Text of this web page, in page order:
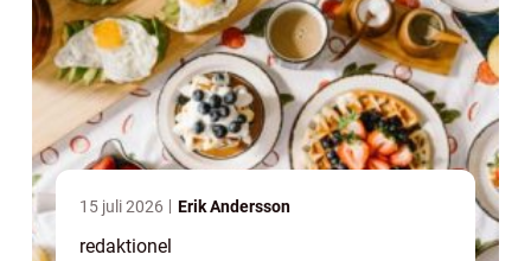
15 juli 2026 Erik Andersson
redaktionel